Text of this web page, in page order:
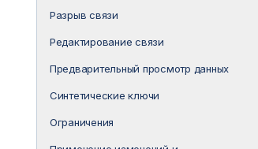
Разрыв связи
Редактирование связи
Предварительный просмотр данных
Синтетические ключи
Ограничения